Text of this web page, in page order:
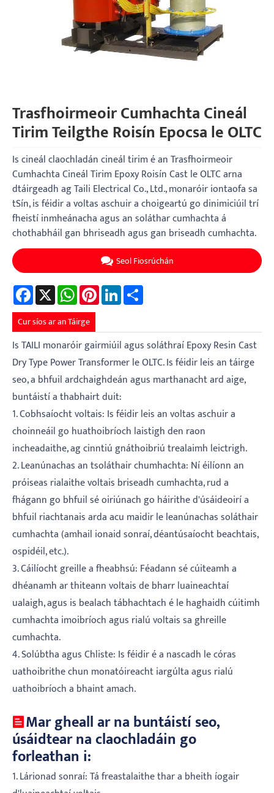
Trasfhoirmeoir Cumhachta Cineál
Tirim Teilgthe Roisín Epocsa le OLTC
Is cineál claochladán cineál tirim é an Trasfhoirmeoir
Cumhachta Cineál Tirim Epoxy Roisín Cast le OLTC arna
dtáirgeadh ag Taili Electrical Co., Ltd., monaróir iontaofa sa
tSín, is féidir a voltas aschuir a choigeartú go dinimiciúil trí
fheistí inmheánacha agus an soláthar cumhachta á
chothabháil gan bhriseadh agus gan briseadh cumhachta.
Seol Fiosrúchán
Facebook
X WhatsAppPinterestLinkedIn
Cur síos ar an Táirge
Is TAILI monaróir gairmiúil agus soláthraí Epoxy Resin Cast
Dry Type Power Transformer le OLTC. Is féidir leis an táirge
seo, a bhfuil ardchaighdeán agus marthanacht ard aige,
buntáistí a thabhairt duit:
1. Cobhsaíocht voltais: Is féidir leis an voltas aschuir a
choinneáil go huathoibríoch laistigh den raon
incheadaithe, ag cinntiú gnáthoibriú trealaimh leictrigh.
2. Leanúnachas an tsoláthair chumhachta: Ní éilíonn an
próiseas rialaithe voltais briseadh cumhachta, rud a
fhágann go bhfuil sé oiriúnach go háirithe d'úsáideoirí a
bhfuil riachtanais arda acu maidir le leanúnachas soláthair
cumhachta (amhail ionaid sonraí, déantúsaíocht beachtais,
ospidéil, etc.).
3. Cáilíocht greille a fheabhsú: Féadann sé cúiteamh a
dhéanamh ar thiteann voltais de bharr luaineachtaí
ualaigh, agus is bealach tábhachtach é le haghaidh cúitimh
cumhachta imoibríoch agus rialú voltais sa ghreille
cumhachta.
4. Solúbtha agus Chliste: Is féidir é a nascadh le córas
uathoibrithe chun monatóireacht iargúlta agus rialú
uathoibríoch a bhaint amach.
Mar gheall ar na buntáistí seo,
úsáidtear na claochladáin go
forleathan i:
1. Lárionad sonraí: Tá freastalaithe thar a bheith íogair